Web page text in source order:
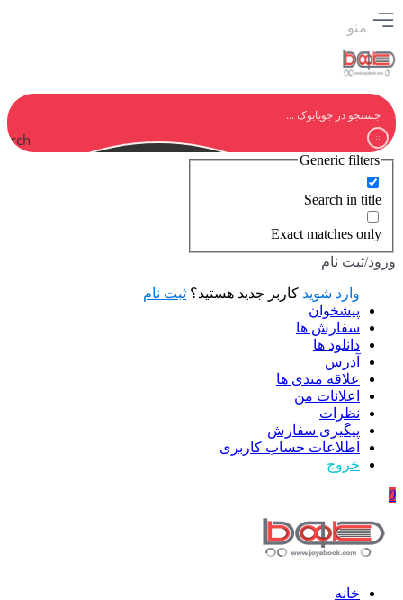
منو
Generic filters
Search in title
Exact matches only
ورود/ثبت نام
وارد شوید کاربر جدید هستید؟ ثبت نام
پیشخوان
سفارش ها
دانلود ها
آدرس
علاقه مندی ها
اعلانات من
نظرات
پیگیری سفارش
اطلاعات حساب كاربری
خروج
0
خانه